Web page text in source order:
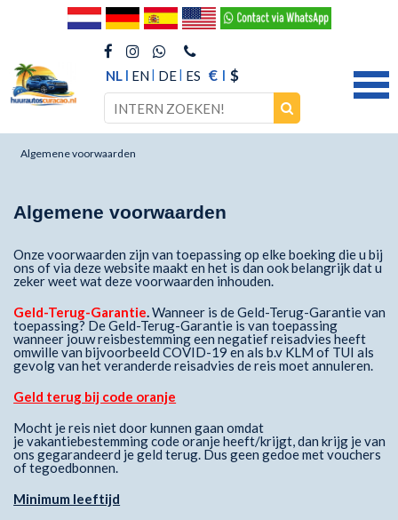
NL EN DE ES € $
Algemene voorwaarden
Algemene voorwaarden
Onze voorwaarden zijn van toepassing op elke boeking die u bij
ons of via deze website maakt en het is dan ook belangrijk dat u
zeker weet wat deze voorwaarden inhouden.
Geld-Terug-Garantie.Wanneer is de Geld-Terug-Garantie van
toepassing? De Geld-Terug-Garantie is van toepassing
wanneer jouw reisbestemming een negatief reisadvies heeft
omwille van bijvoorbeeld COVID-19 en als b.v KLM of TUI als
gevolg van het veranderde reisadvies de reis moet annuleren.
Geld terug bij code oranje
Mocht je reis niet door kunnen gaan omdat
je vakantiebestemming code oranje heeft/krijgt, dan krijg je van
ons gegarandeerd je geld terug. Dus geen gedoe met vouchers
of tegoedbonnen.
Minimum leeftijd